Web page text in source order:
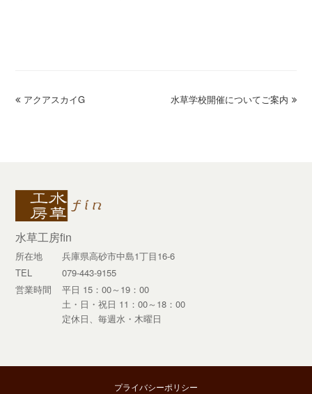
previous
アクアスカイG
next
水草学校開催についてご案内
水草工房fin
所在地
兵庫県高砂市中島1丁目16-6
TEL
079-443-9155
営業時間
平日 15：00～19：00
土・日・祝日 11：00～18：00
定休日、毎週水・木曜日
プライバシーポリシー